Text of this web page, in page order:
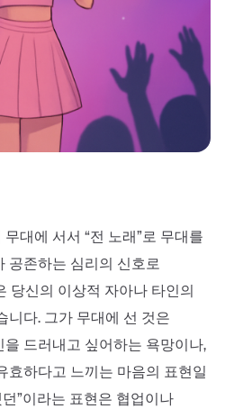
대에 서서 “전 노래”로 무대를
공존하는 심리의 신호로
당신의 이상적 자아나 타인의
니다. 그가 무대에 선 것은
드러내고 싶어하는 욕망이나,
효하다고 느끼는 마음의 표현일
”이라는 표현은 협업이나